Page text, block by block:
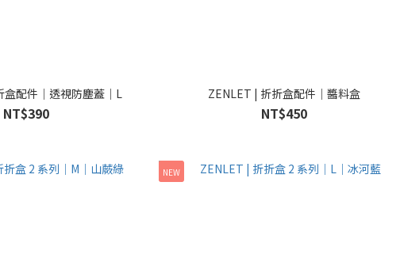
盒配件｜透視防塵蓋｜L
NT$390
ZENLET | 折折盒配件｜醬料盒
NT$450
NEW